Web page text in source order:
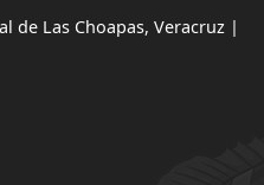
de Las Choapas, Veracruz |